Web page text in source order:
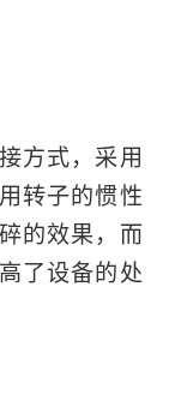
方式，采用
转子的惯性
的效果，而
了设备的处